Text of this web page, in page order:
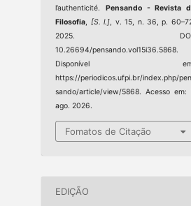
l’authenticité. Pensando - Revista
Filosofia, [S. l.], v. 15, n. 36, p.
2025.
10.26694/pensando.vol15i36.5868.
Disponível
https://periodicos.ufpi.br/index.php/pen
sando/article/view/5868. Acesso em:
ago. 2026.
Fomatos de Citação
EDIÇÃO